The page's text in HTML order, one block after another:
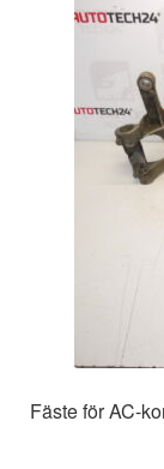
Fäste för AC-